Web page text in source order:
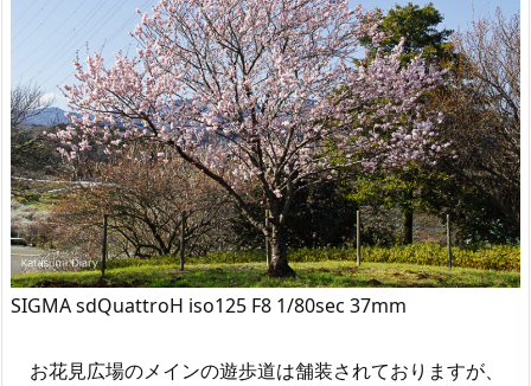
SIGMA sdQuattroH iso125 F8 1/80sec 37mm
お花見広場のメインの遊歩道は舗装されておりますが、